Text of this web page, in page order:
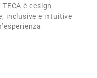
è design
inclusive e intuitive